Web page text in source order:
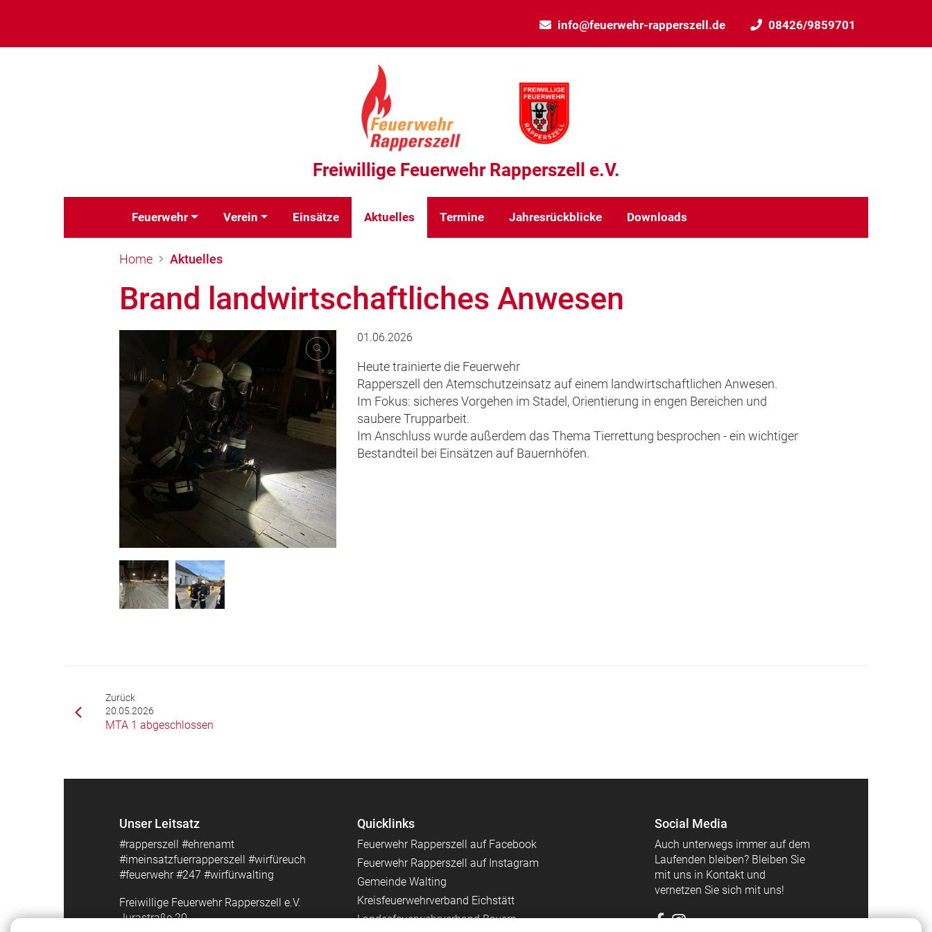
info@feuerwehr-rapperszell.de 08426/9859701
Freiwillige Feuerwehr Rapperszell e.V.
Feuerwehr Verein Einsätze Aktuelles Termine Jahresrückblicke Downloads
Home Aktuelles
Brand landwirtschaftliches Anwesen
01.06.2026
Heute trainierte die Feuerwehr
Rapperszell den Atemschutzeinsatz auf einem landwirtschaftlichen Anwesen.
Im Fokus: sicheres Vorgehen im Stadel, Orientierung in engen Bereichen und
saubere Trupparbeit.
Im Anschluss wurde außerdem das Thema Tierrettung besprochen - ein wichtiger
Bestandteil bei Einsätzen auf Bauernhöfen.
Zurück
20.05.2026
MTA 1 abgeschlossen
Unser Leitsatz
#rapperszell #ehrenamt
#imeinsatzfuerrapperszell #wirfüreuch
#feuerwehr #247 #wirfürwalting
Freiwillige Feuerwehr Rapperszell e.V.
Jurastraße 20
Quicklinks
Feuerwehr Rapperszell auf Facebook
Feuerwehr Rapperszell auf Instagram
Gemeinde Walting
Kreisfeuerwehrverband Eichstätt
Landesfeuerwehrverband Bayern
Social Media
Auch unterwegs immer auf dem
Laufenden bleiben? Bleiben Sie
mit uns in Kontakt und
vernetzen Sie sich mit uns!